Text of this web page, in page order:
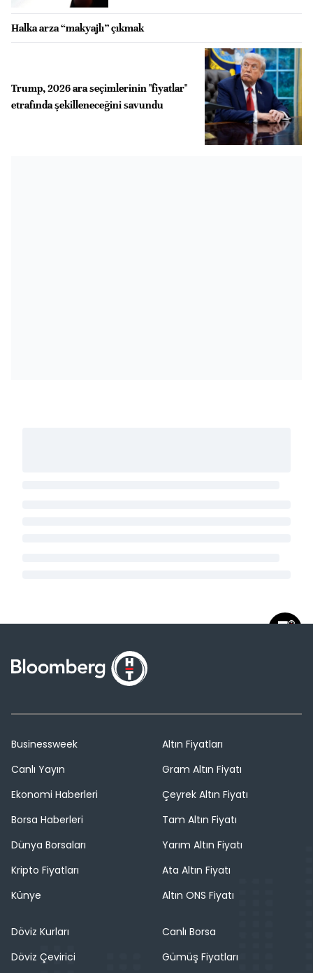
Halka arza “makyajlı” çıkmak
Trump, 2026 ara seçimlerinin "fiyatlar"
etrafında şekilleneceğini savundu
Businessweek
Canlı Yayın
Ekonomi Haberleri
Borsa Haberleri
Dünya Borsaları
Kripto Fiyatları
Künye
Altın Fiyatları
Gram Altın Fiyatı
Çeyrek Altın Fiyatı
Tam Altın Fiyatı
Yarım Altın Fiyatı
Ata Altın Fiyatı
Altın ONS Fiyatı
Döviz Kurları
Döviz Çevirici
Canlı Borsa
Gümüş Fiyatları